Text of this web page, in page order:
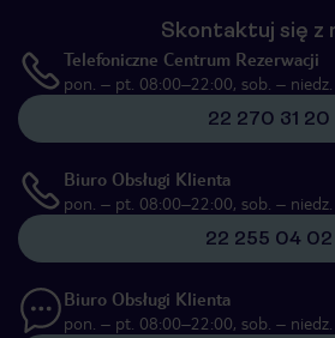
Skontaktuj się z
Telefoniczne Centrum Rezerwacji
pon. – pt. 08:00–22:00, sob. –
22 270 31 20
Biuro Obsługi Klienta
pon. – pt. 08:00–22:00, sob. –
22 255 04 02
Biuro Obsługi Klienta
pon. – pt. 08:00–22:00, sob. –